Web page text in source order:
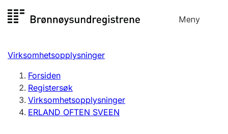
til
Meny
Registersøk
Aksjeselskap
Enkeltpersonforetak
Registrere, endre, slette
Virksomhetsopplysninger
Forsiden
Registersøk
Virksomhetsopplysninger
ERLAND OFTEN SVEEN